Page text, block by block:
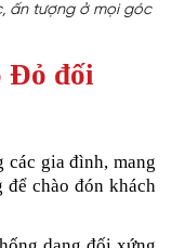
ấn tượng ở mọi góc
Đỏ đối
các gia đình, mang
chào đón khách